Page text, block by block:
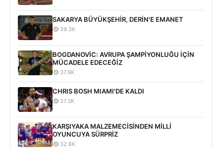
SAKARYA BÜYÜKŞEHİR, DERİN'E EMANET
39.3K
BOGDANOVİC: AVRUPA ŞAMPİYONLUĞU İÇİN
MÜCADELE EDECEĞİZ
37.9K
CHRIS BOSH MIAMI'DE KALDI
37.3K
KARŞIYAKA MALZEMECİSİNDEN MİLLİ
OYUNCUYA SÜRPRİZ
32.8K